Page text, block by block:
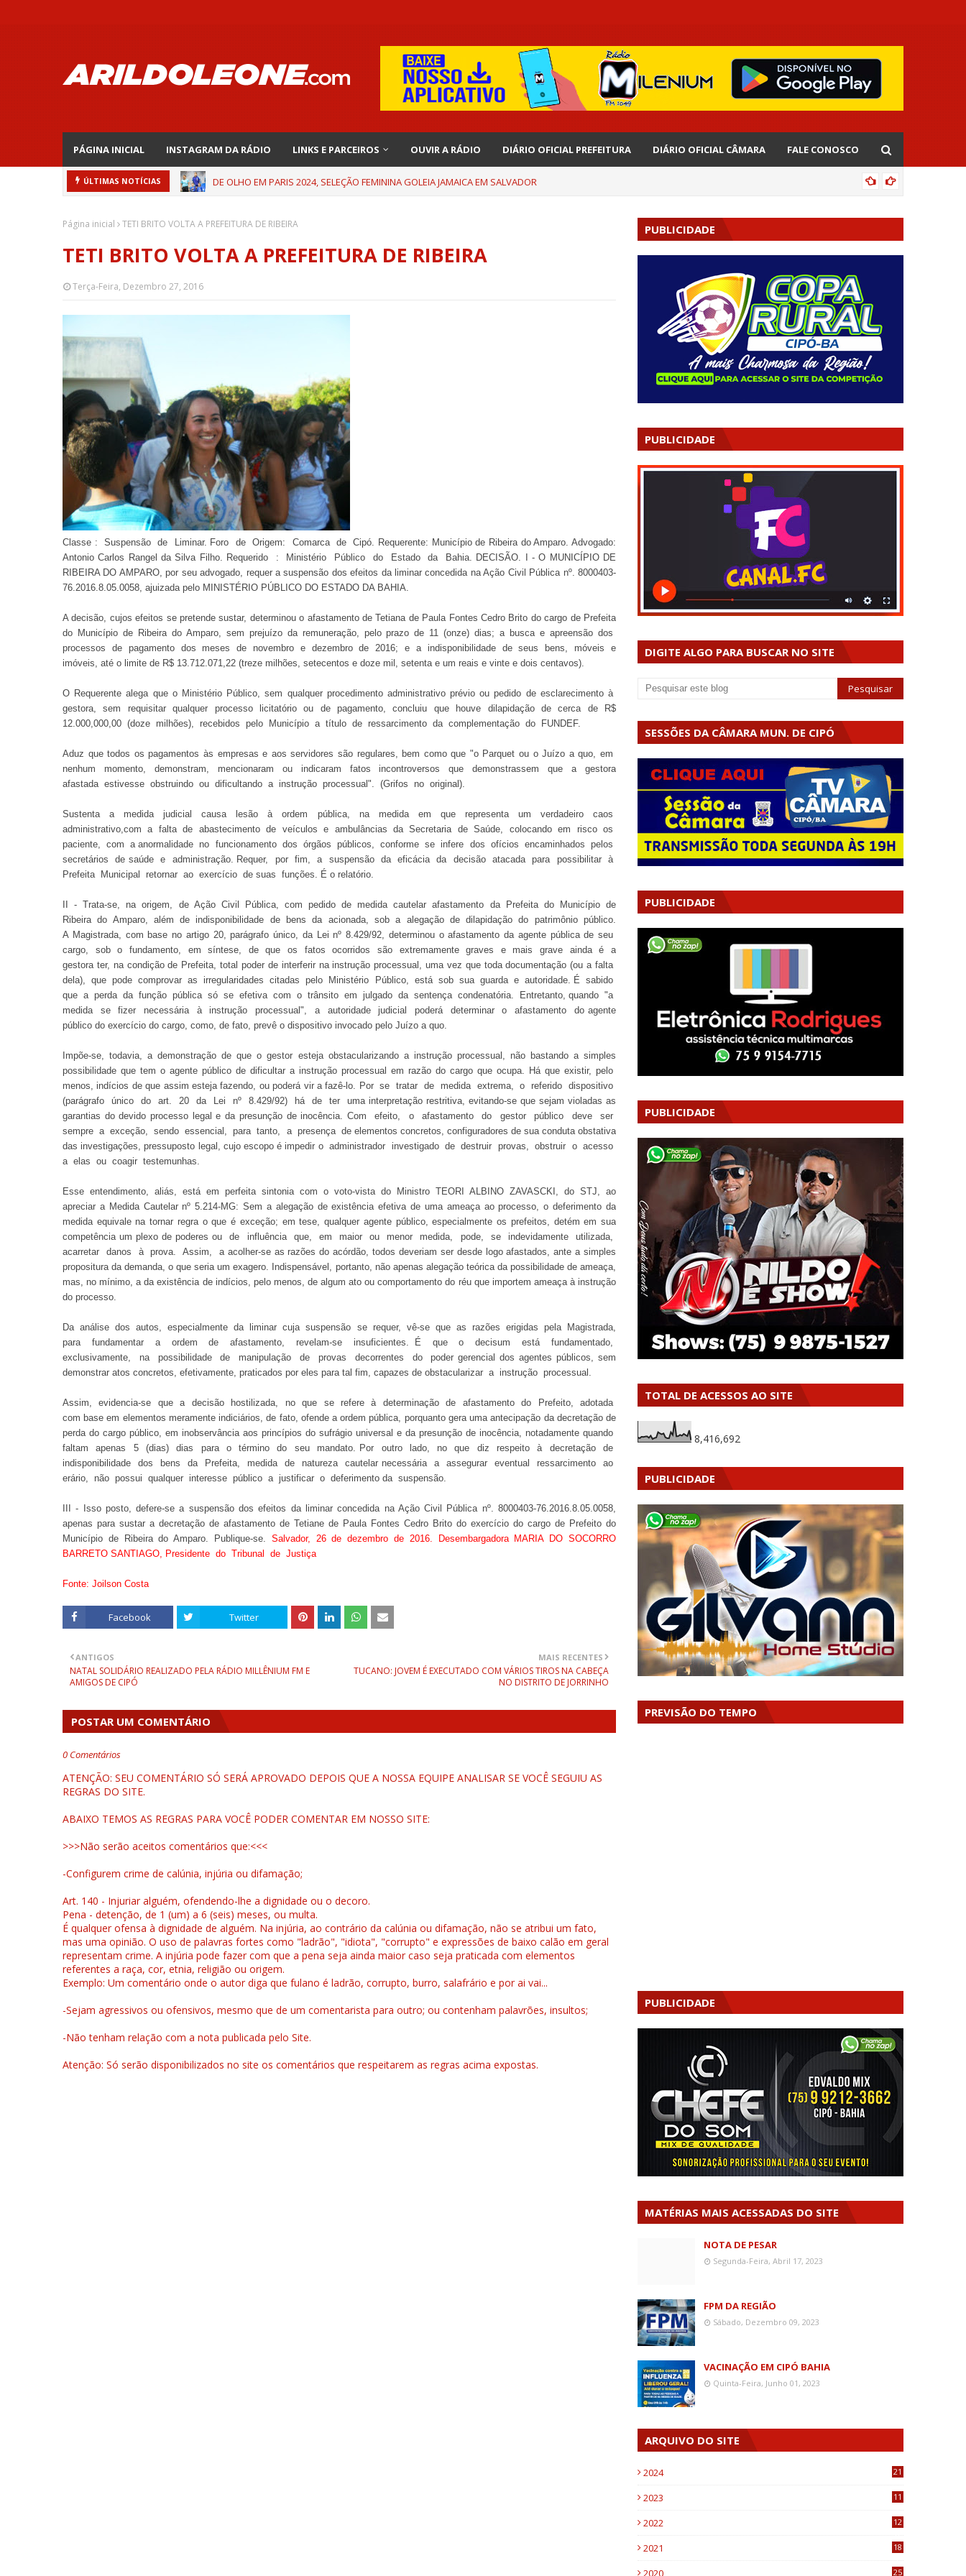
PÁGINA INICIAL INSTAGRAM DA RÁDIO LINKS E PARCEIROS OUVIR A RÁDIO DIÁRIO OFICIAL PREFEITURA DIÁRIO OFICIAL CÂMARA FALE CONOSCO
ÚLTIMAS NOTÍCIAS DE OLHO EM PARIS 2024, SELEÇÃO FEMININA GOLEIA JAMAICA EM SALVADOR
Página inicial TETI BRITO VOLTA A PREFEITURA DE RIBEIRA
TETI BRITO VOLTA A PREFEITURA DE RIBEIRA
Terça-Feira, Dezembro 27, 2016
Classe : Suspensão de Liminar. Foro de Origem: Comarca de Cipó. Requerente: Município de Ribeira do Amparo. Advogado:
Antonio Carlos Rangel da Silva Filho. Requerido : Ministério Público do Estado da Bahia. DECISÃO. I - O MUNICÍPIO DE
RIBEIRA DO AMPARO, por seu advogado, requer a suspensão dos efeitos da liminar concedida na Ação Civil Pública nº. 8000403-
76.2016.8.05.0058, ajuizada pelo MINISTÉRIO PÚBLICO DO ESTADO DA BAHIA.
A decisão, cujos efeitos se pretende sustar, determinou o afastamento de Tetiana de Paula Fontes Cedro Brito do cargo de Prefeita
do Município de Ribeira do Amparo, sem prejuízo da remuneração, pelo prazo de 11 (onze) dias; a busca e apreensão dos
processos de pagamento dos meses de novembro e dezembro de 2016; e a indisponibilidade de seus bens, móveis e
imóveis, até o limite de R$ 13.712.071,22 (treze milhões, setecentos e doze mil, setenta e um reais e vinte e dois centavos).
O Requerente alega que o Ministério Público, sem qualquer procedimento administrativo prévio ou pedido de esclarecimento à
gestora, sem requisitar qualquer processo licitatório ou de pagamento, concluiu que houve dilapidação de cerca de R$
12.000,000,00 (doze milhões), recebidos pelo Município a título de ressarcimento da complementação do FUNDEF.
Aduz que todos os pagamentos às empresas e aos servidores são regulares, bem como que "o Parquet ou o Juízo a quo, em
nenhum momento, demonstram, mencionaram ou indicaram fatos incontroversos que demonstrassem que a gestora
afastada estivesse obstruindo ou dificultando a instrução processual". (Grifos no original).
Sustenta a medida judicial causa lesão à ordem pública, na medida em que representa um verdadeiro caos
administrativo,com a falta de abastecimento de veículos e ambulâncias da Secretaria de Saúde, colocando em risco os
paciente, com a anormalidade no funcionamento dos órgãos públicos, conforme se infere dos ofícios encaminhados pelos
secretários de saúde e administração. Requer, por fim, a suspensão da eficácia da decisão atacada para possibilitar à
Prefeita Municipal retornar ao exercício de suas funções. É o relatório.
II - Trata-se, na origem, de Ação Civil Pública, com pedido de medida cautelar afastamento da Prefeita do Município de
Ribeira do Amparo, além de indisponibilidade de bens da acionada, sob a alegação de dilapidação do patrimônio público.
A Magistrada, com base no artigo 20, parágrafo único, da Lei nº 8.429/92, determinou o afastamento da agente pública de seu
cargo, sob o fundamento, em síntese, de que os fatos ocorridos são extremamente graves e mais grave ainda é a
gestora ter, na condição de Prefeita, total poder de interferir na instrução processual, uma vez que toda documentação (ou a falta
dela), que pode comprovar as irregularidades citadas pelo Ministério Público, está sob sua guarda e autoridade. É sabido
que a perda da função pública só se efetiva com o trânsito em julgado da sentença condenatória. Entretanto, quando "a
medida se fizer necessária à instrução processual", a autoridade judicial poderá determinar o afastamento do agente
público do exercício do cargo, como, de fato, prevê o dispositivo invocado pelo Juízo a quo.
Impõe-se, todavia, a demonstração de que o gestor esteja obstacularizando a instrução processual, não bastando a simples
possibilidade que tem o agente público de dificultar a instrução processual em razão do cargo que ocupa. Há que existir, pelo
menos, indícios de que assim esteja fazendo, ou poderá vir a fazê-lo. Por se tratar de medida extrema, o referido dispositivo
(parágrafo único do art. 20 da Lei nº 8.429/92) há de ter uma interpretação restritiva, evitando-se que sejam violadas as
garantias do devido processo legal e da presunção de inocência. Com efeito, o afastamento do gestor público deve ser
sempre a exceção, sendo essencial, para tanto, a presença de elementos concretos, configuradores de sua conduta obstativa
das investigações, pressuposto legal, cujo escopo é impedir o administrador investigado de destruir provas, obstruir o acesso
a elas ou coagir testemunhas.
Esse entendimento, aliás, está em perfeita sintonia com o voto-vista do Ministro TEORI ALBINO ZAVASCKI, do STJ, ao
apreciar a Medida Cautelar nº 5.214-MG: Sem a alegação de existência efetiva de uma ameaça ao processo, o deferimento da
medida equivale na tornar regra o que é exceção; em tese, qualquer agente público, especialmente os prefeitos, detém em sua
competência um plexo de poderes ou de influência que, em maior ou menor medida, pode, se indevidamente utilizada,
acarretar danos à prova. Assim, a acolher-se as razões do acórdão, todos deveriam ser desde logo afastados, ante a simples
propositura da demanda, o que seria um exagero. Indispensável, portanto, não apenas alegação teórica da possibilidade de ameaça,
mas, no mínimo, a da existência de indícios, pelo menos, de algum ato ou comportamento do réu que importem ameaça à instrução
do processo.
Da análise dos autos, especialmente da liminar cuja suspensão se requer, vê-se que as razões erigidas pela Magistrada,
para fundamentar a ordem de afastamento, revelam-se insuficientes. É que o decisum está fundamentado,
exclusivamente, na possibilidade de manipulação de provas decorrentes do poder gerencial dos agentes públicos, sem
demonstrar atos concretos, efetivamente, praticados por eles para tal fim, capazes de obstacularizar a instrução processual.
Assim, evidencia-se que a decisão hostilizada, no que se refere à determinação de afastamento do Prefeito, adotada
com base em elementos meramente indiciários, de fato, ofende a ordem pública, porquanto gera uma antecipação da decretação de
perda do cargo público, em inobservância aos princípios do sufrágio universal e da presunção de inocência, notadamente quando
faltam apenas 5 (dias) dias para o término do seu mandato. Por outro lado, no que diz respeito à decretação de
indisponibilidade dos bens da Prefeita, medida de natureza cautelar necessária a assegurar eventual ressarcimento ao
erário, não possui qualquer interesse público a justificar o deferimento da suspensão.
III - Isso posto, defere-se a suspensão dos efeitos da liminar concedida na Ação Civil Pública nº. 8000403-76.2016.8.05.0058,
apenas para sustar a decretação de afastamento de Tetiane de Paula Fontes Cedro Brito do exercício do cargo de Prefeito do
Município de Ribeira do Amparo. Publique-se. Salvador, 26 de dezembro de 2016. Desembargadora MARIA DO SOCORRO
BARRETO SANTIAGO, Presidente do Tribunal de Justiça
Fonte: Joilson Costa
Facebook Twitter
MAIS RECENTES
TUCANO: JOVEM É EXECUTADO COM VÁRIOS TIROS NA CABEÇA
NO DISTRITO DE JORRINHO
ANTIGOS
NATAL SOLIDÁRIO REALIZADO PELA RÁDIO MILLÊNIUM FM E
AMIGOS DE CIPÓ
POSTAR UM COMENTÁRIO
0 Comentários
ATENÇÃO: SEU COMENTÁRIO SÓ SERÁ APROVADO DEPOIS QUE A NOSSA EQUIPE ANALISAR SE VOCÊ SEGUIU AS
REGRAS DO SITE.
ABAIXO TEMOS AS REGRAS PARA VOCÊ PODER COMENTAR EM NOSSO SITE:
>>>Não serão aceitos comentários que:<<<
-Configurem crime de calúnia, injúria ou difamação;
Art. 140 - Injuriar alguém, ofendendo-lhe a dignidade ou o decoro.
Pena - detenção, de 1 (um) a 6 (seis) meses, ou multa.
É qualquer ofensa à dignidade de alguém. Na injúria, ao contrário da calúnia ou difamação, não se atribui um fato,
mas uma opinião. O uso de palavras fortes como "ladrão", "idiota", "corrupto" e expressões de baixo calão em geral
representam crime. A injúria pode fazer com que a pena seja ainda maior caso seja praticada com elementos
referentes a raça, cor, etnia, religião ou origem.
Exemplo: Um comentário onde o autor diga que fulano é ladrão, corrupto, burro, salafrário e por ai vai...
-Sejam agressivos ou ofensivos, mesmo que de um comentarista para outro; ou contenham palavrões, insultos;
-Não tenham relação com a nota publicada pelo Site.
Atenção: Só serão disponibilizados no site os comentários que respeitarem as regras acima expostas.
PUBLICIDADE
PUBLICIDADE
DIGITE ALGO PARA BUSCAR NO SITE
SESSÕES DA CÂMARA MUN. DE CIPÓ
PUBLICIDADE
PUBLICIDADE
TOTAL DE ACESSOS AO SITE
8,416,692
PUBLICIDADE
PREVISÃO DO TEMPO
PUBLICIDADE
MATÉRIAS MAIS ACESSADAS DO SITE
NOTA DE PESAR
Segunda-Feira, Abril 17, 2023
FPM DA REGIÃO
Sábado, Dezembro 09, 2023
VACINAÇÃO EM CIPÓ BAHIA
Quinta-Feira, Junho 01, 2023
ARQUIVO DO SITE
2024 21
2023
11
2022
12
2021
18
2020 25